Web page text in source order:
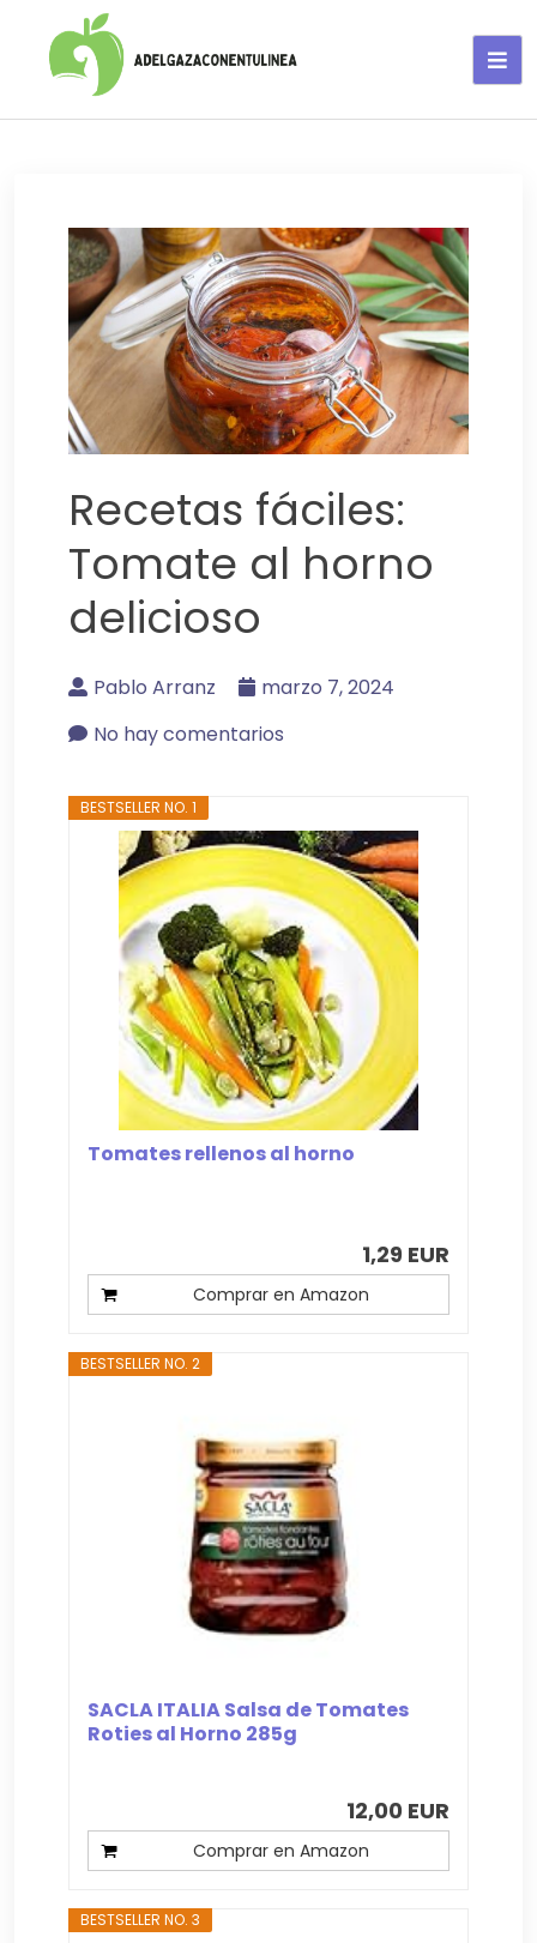
Recetas fáciles:
Tomate al horno
delicioso
Pablo Arranz
marzo 7, 2024
No hay comentarios
BESTSELLER NO. 1
Tomates rellenos al horno
1,29 EUR
Comprar en Amazon
BESTSELLER NO. 2
SACLA ITALIA Salsa de Tomates
Roties al Horno 285g
12,00 EUR
Comprar en Amazon
BESTSELLER NO. 3